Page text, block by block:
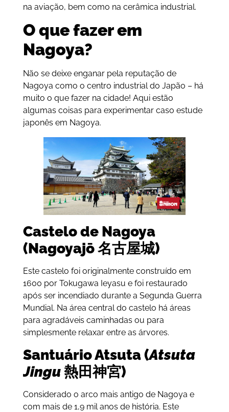
na aviação, bem como na cerâmica industrial.
O que fazer em
Nagoya?
Não se deixe enganar pela reputação de
Nagoya como o centro industrial do Japão – há
muito o que fazer na cidade! Aqui estão
algumas coisas para experimentar caso estude
japonês em Nagoya.
Castelo de Nagoya
(Nagoyajō 名古屋城)
Este castelo foi originalmente construído em
1600 por Tokugawa Ieyasu e foi restaurado
após ser incendiado durante a Segunda Guerra
Mundial. Na área central do castelo há áreas
para agradáveis caminhadas ou para
simplesmente relaxar entre as árvores.
Santuário Atsuta (Atsuta
Jingu熱田神宮)
Considerado o arco mais antigo de Nagoya e
com mais de 1,9 mil anos de história. Este